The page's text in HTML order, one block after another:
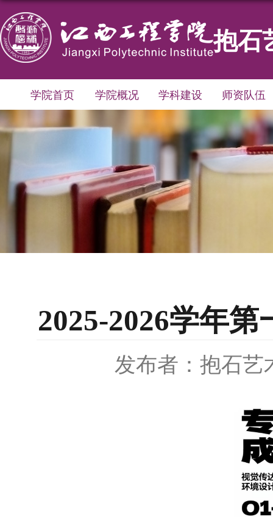
抱石
学院首页 学院概况 学科建设 师资队伍
2025-2026学年
发布者：抱石艺